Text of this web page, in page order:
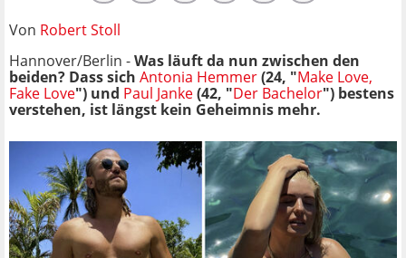
Von Robert Stoll
Hannover/Berlin -Was läuft da nun zwischen den
beiden? Dass sich Antonia Hemmer(24, "Make Love,
Fake Love") und Paul Janke(42, "Der Bachelor") bestens
verstehen, ist längst kein Geheimnis mehr.